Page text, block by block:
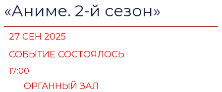
«Аниме. 2-й сезон»
27 СЕН 2025
СОБЫТИЕ СОСТОЯЛОСЬ
17:00
ОРГАННЫЙ ЗАЛ